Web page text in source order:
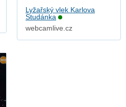
Lyžařský vlek Karlova
Studánka
webcamlive.cz